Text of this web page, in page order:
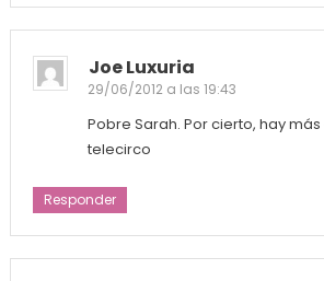
Joe Luxuria
29/06/2012 a las 19:43
Pobre Sarah. Por cierto, hay
telecirco
Responder